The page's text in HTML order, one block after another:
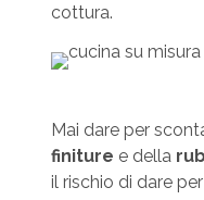
cottura.
Mai dare per
finiture e della
il rischio di dare